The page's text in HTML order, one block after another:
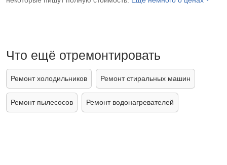
Что ещё отремонтировать
Ремонт холодильников Ремонт стиральных машин
Ремонт пылесосов Ремонт водонагревателей